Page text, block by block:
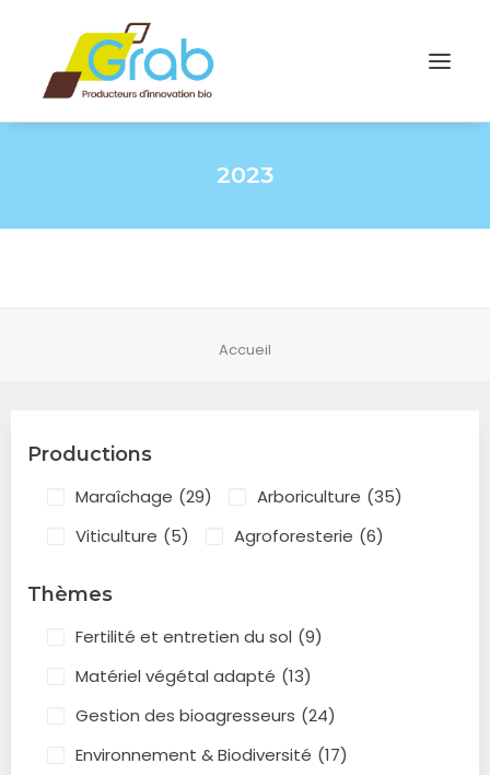
2023
Accueil
Productions
Maraîchage (29) Arboriculture (35)
Viticulture (5) Agroforesterie (6)
Thèmes
Fertilité et entretien du sol (9)
Matériel végétal adapté (13)
Gestion des bioagresseurs (24)
Environnement & Biodiversité (17)